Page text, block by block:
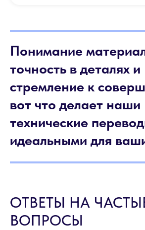
Понимание
точность в деталях и
стремление к
вот что делает наши
технические
идеальными для
ОТВЕТЫ НА
ВОПРОСЫ